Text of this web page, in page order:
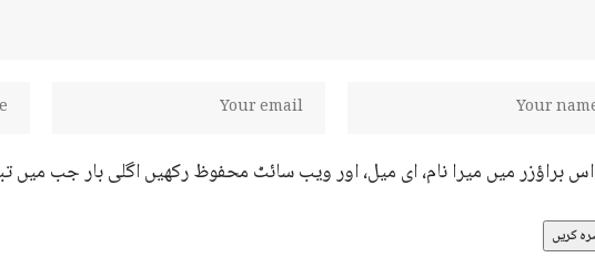
اس براؤزر میں میرا نام، ای میل، اور ویب سائٹ محفوظ رکھیں اگلی بار جب میں